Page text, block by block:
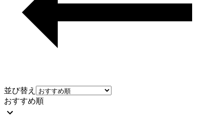
並び替え
おすすめ順